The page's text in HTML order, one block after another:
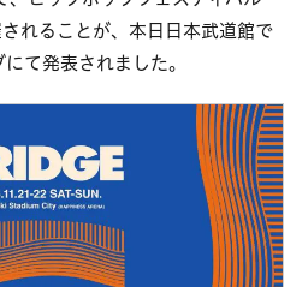
れることが、本日日本武道館で
て発表されました。